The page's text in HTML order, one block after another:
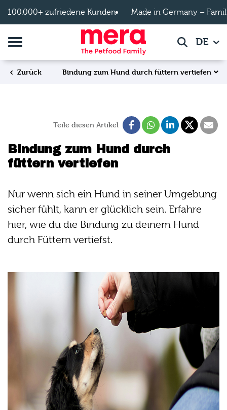
100.000+ zufriedene Kunden Made in Germany –
Navigation umschalten SucheDE
Zurück Bindung zum Hund durch füttern vertiefen
Teile diesen Artikel
Bindung zum Hund durch
füttern vertiefen
Nur wenn sich ein Hund in seiner Umgebung
sicher fühlt, kann er glücklich sein. Erfahre
hier, wie du die Bindung zu deinem Hund
durch Füttern vertiefst.